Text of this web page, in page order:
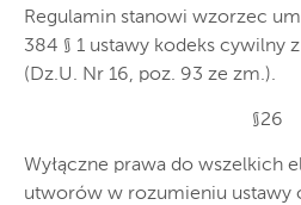
Regulamin stanowi wzorzec
384 § 1 ustawy kodeks cywilny
(Dz.U. Nr 16, poz. 93 ze zm.).
§26
Wyłączne prawa do wszelkich
utworów w rozumieniu ustawy